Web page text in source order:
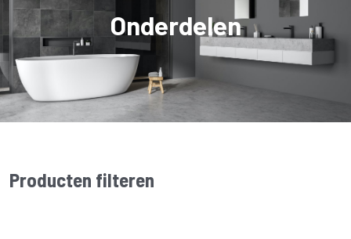
Onderdelen
Producten filteren